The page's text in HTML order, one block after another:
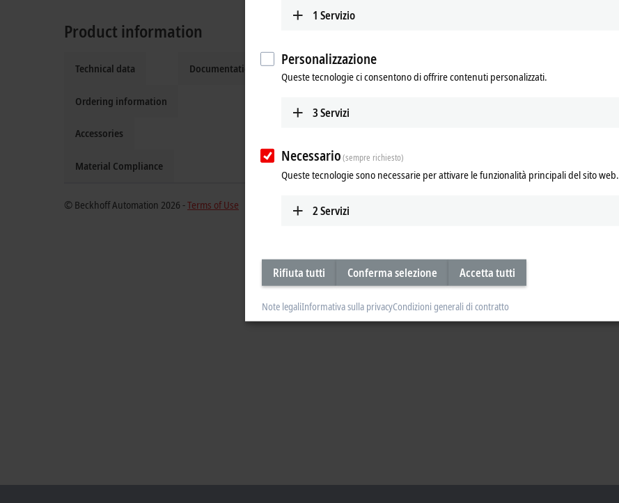
Product information
Technical data
Ordering information
Accessories
Material Compliance
Documentation and downloads Additional products
© Beckhoff Automation 2026 -Terms of Use
1 Servizio
Personalizzazione
Queste tecnologie ci consentono di offrire contenuti personalizzati.
3Servizi
Necessario(sempre richiesto)
Queste tecnologie sono necessarie per attivare le funzionalità principali del sito web.
2Servizi
Rifiuta tutti Conferma selezione Accetta tutti
Note legaliInformativa sulla privacyCondizioni generali di contratto